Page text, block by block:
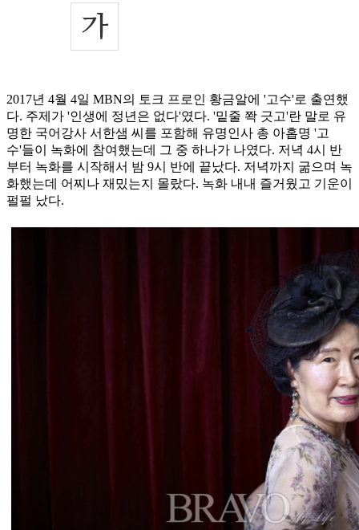
2017년 4월 4일 MBN의 토크 프로인 황금알에 '고수'로 출연했
다. 주제가 '인생에 정년은 없다'였다. '밑줄 쫙 긋고'란 말로 유
명한 국어강사 서한샘 씨를 포함해 유명인사 총 아홉명 '고
수'들이 녹화에 참여했는데 그 중 하나가 나였다. 저녁 4시 반
부터 녹화를 시작해서 밤 9시 반에 끝났다. 저녁까지 굶으며 녹
화했는데 어찌나 재밌는지 몰랐다. 녹화 내내 즐거웠고 기운이
펄펄 났다.